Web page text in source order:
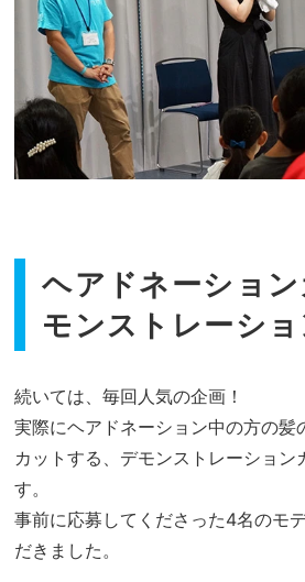
ヘアドネーショ
モンストレーショ
続いては、毎回人気の企画！
実際にヘアドネーション中の方の髪
カットする、デモンストレーション
す。
事前に応募してくださった4名のモ
だきました。